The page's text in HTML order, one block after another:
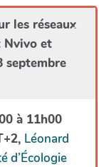
les réseaux
Nvivo et
septembre
à 11h00
Léonard
d’Écologie